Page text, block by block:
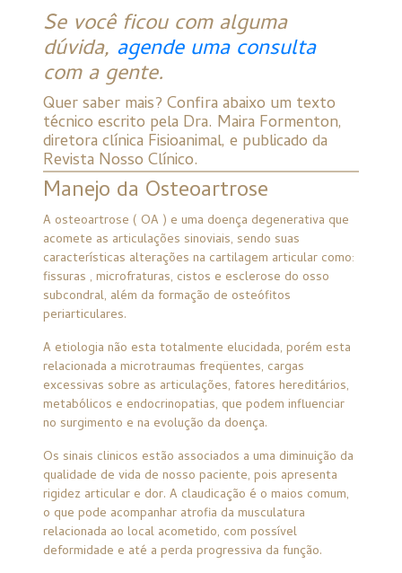
Se você ficou com alguma
dúvida, agende uma consulta
com a gente.
Quer saber mais? Confira abaixo um texto
técnico escrito pela Dra. Maira Formenton,
diretora clínica Fisioanimal, e publicado da
Revista Nosso Clínico.
Manejo da Osteoartrose
A osteoartrose ( OA ) e uma doença degenerativa que
acomete as articulações sinoviais, sendo suas
características alterações na cartilagem articular como:
fissuras , microfraturas, cistos e esclerose do osso
subcondral, além da formação de osteófitos
periarticulares.
A etiologia não esta totalmente elucidada, porém esta
relacionada a microtraumas freqüentes, cargas
excessivas sobre as articulações, fatores hereditários,
metabólicos e endocrinopatias, que podem influenciar
no surgimento e na evolução da doença.
Os sinais clinicos estão associados a uma diminuição da
qualidade de vida de nosso paciente, pois apresenta
rigidez articular e dor. A claudicação é o maios comum,
o que pode acompanhar atrofia da musculatura
relacionada ao local acometido, com possível
deformidade e até a perda progressiva da função.